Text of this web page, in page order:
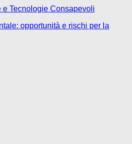
Tecnologie Consapevoli
opportunità e rischi per la